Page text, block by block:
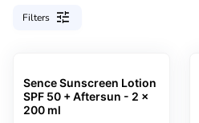
Filters tune
Sence Sunscreen Lotion
SPF 50 + Aftersun - 2 x
200 ml